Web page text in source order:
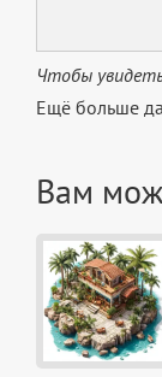
Чтобы
Ещё больше
Вам